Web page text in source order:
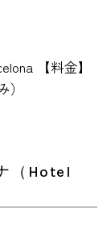
【料金】
）
（Hotel